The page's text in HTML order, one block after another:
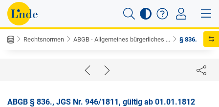
Rechtsnormen ABGB - Allgemeines bürgerliches ... § 836.
ABGB § 836., JGS Nr. 946/1811, gültig ab 01.01.1812